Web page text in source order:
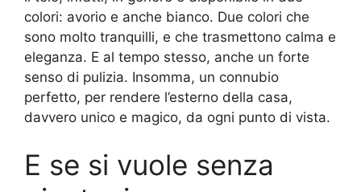
colori: avorio e anche bianco. Due colori che
sono molto tranquilli, e che trasmettono calma e
eleganza. E al tempo stesso, anche un forte
senso di pulizia. Insomma, un connubio
perfetto, per rendere l’esterno della casa,
davvero unico e magico, da ogni punto di vista.
E se si vuole senza